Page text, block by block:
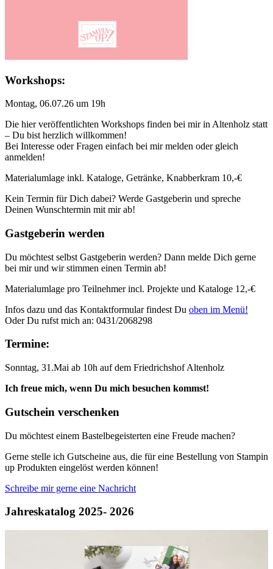
Workshops:
Montag, 06.07.26 um 19h
Die hier veröffentlichten Workshops finden bei mir in Altenholz statt
– Du bist herzlich willkommen!
Bei Interesse oder Fragen einfach bei mir melden oder gleich
anmelden!
Materialumlage inkl. Kataloge, Getränke, Knabberkram 10,-€
Kein Termin für Dich dabei? Werde Gastgeberin und spreche
Deinen Wunschtermin mit mir ab!
Gastgeberin werden
Du möchtest selbst Gastgeberin werden? Dann melde Dich gerne
bei mir und wir stimmen einen Termin ab!
Materialumlage pro Teilnehmer incl. Projekte und Kataloge 12,-€
Infos dazu und das Kontaktformular findest Du oben im Menü!
Oder Du rufst mich an: 0431/2068298
Termine:
Sonntag, 31.Mai ab 10h auf dem Friedrichshof Altenholz
Ich freue mich, wenn Du mich besuchen kommst!
Gutschein verschenken
Du möchtest einem Bastelbegeisterten eine Freude machen?
Gerne stelle ich Gutscheine aus, die für eine Bestellung von Stampin
up Produkten eingelöst werden können!
Schreibe mir gerne eine Nachricht
Jahreskatalog 2025- 2026